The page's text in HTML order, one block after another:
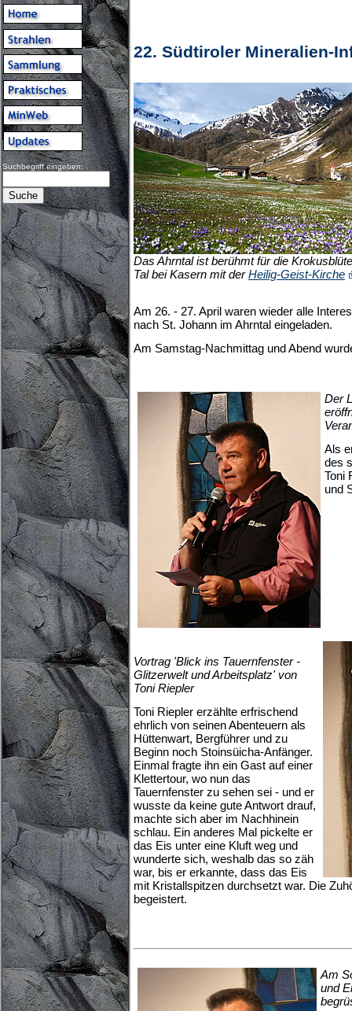
Suchbegriff eingeben:
22. Südtiroler Mineralien-
Das Ahrntal ist berühmt für die
Tal bei Kasern mit derHeilig-Geist-Kirche
Am 26. - 27. April waren wieder alle
nach St. Johann im Ahrntal eingeladen.
Am Samstag-Nachmittag und Abend
Der
Als
des
Toni
und
Vortrag 'Blick ins Tauernfenster -
Glitzerwelt und Arbeitsplatz' von
Toni Riepler
Toni Riepler erzählte erfrischend
ehrlich von seinen Abenteuern als
Hüttenwart, Bergführer und zu
Beginn noch Stoinsüicha-Anfänger.
Einmal fragte ihn ein Gast auf einer
Klettertour, wo nun das
Tauernfenster zu sehen sei - und er
wusste da keine gute Antwort drauf,
machte sich aber im Nachhinein
schlau. Ein anderes Mal pickelte er
das Eis unter eine Kluft weg und
wunderte sich, weshalb das so zäh
war, bis er erkannte, dass das Eis
mit Kristallspitzen durchsetzt war. Die
begeistert.
Am
und